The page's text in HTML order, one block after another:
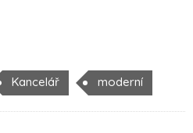
Kancelář moderní